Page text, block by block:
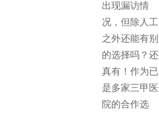
出现漏访情
况，但除人工
之外还能有别
的选择吗？还
真有！作为已
是多家三甲医
院的合作选